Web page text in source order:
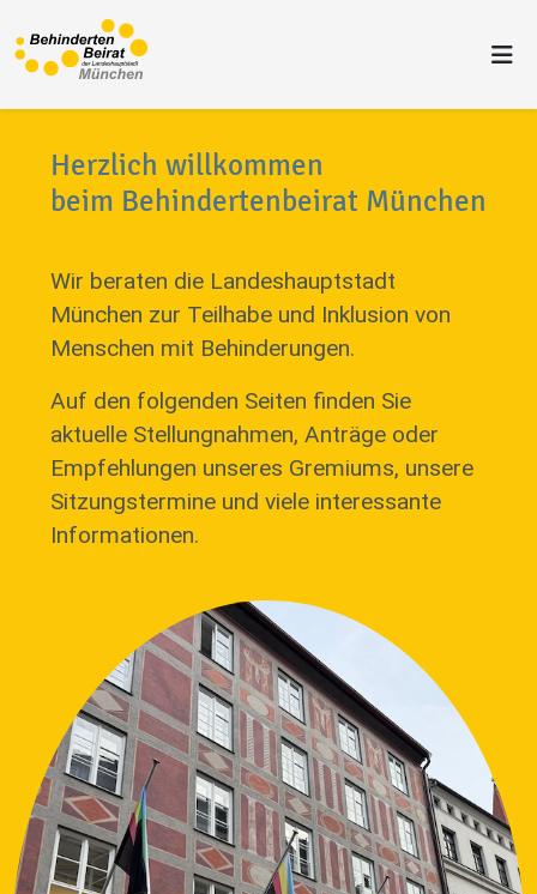
Herzlich willkommen
beim Behindertenbeirat München
Wir beraten die Landeshauptstadt
München zur Teilhabe und Inklusion von
Menschen mit Behinderungen.
Auf den folgenden Seiten finden Sie
aktuelle Stellungnahmen, Anträge oder
Empfehlungen unseres Gremiums, unsere
Sitzungstermine und viele interessante
Informationen.